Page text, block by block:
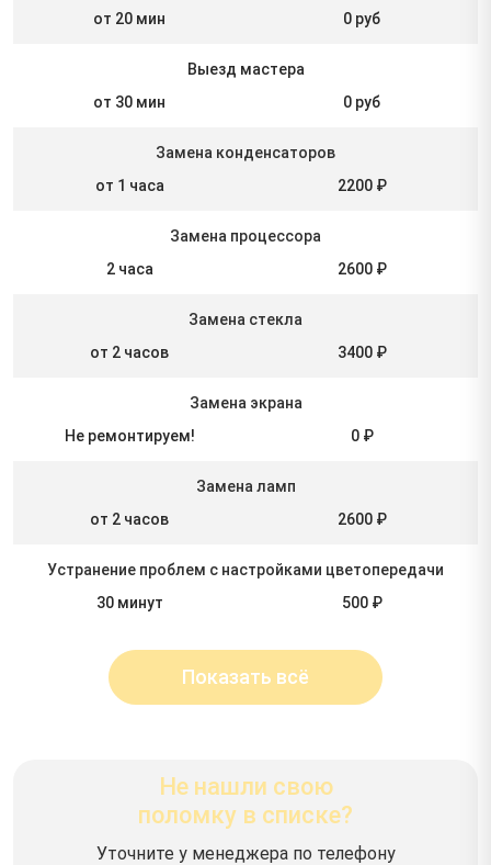
от 20 мин
0 руб
Выезд мастера
от 30 мин
0 руб
Замена конденсаторов
от 1 часа
2200 ₽
Замена процессора
2 часа
2600 ₽
Замена стекла
от 2 часов
3400 ₽
Замена экрана
Не ремонтируем!
0 ₽
Замена ламп
от 2 часов
2600 ₽
Устранение проблем с настройками цветопередачи
30 минут
500 ₽
Показать всё
Не нашли свою
поломку в списке?
Уточните у менеджера по телефону